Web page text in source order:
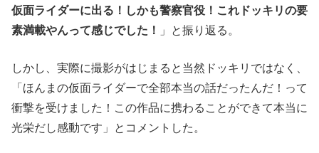
仮⾯ライダーに出る！しかも警察官役！これドッキリの要
素満載やんって感じでした！ 」と振り返る。
しかし、実際に撮影がはじまると当然ドッキリではなく、
「ほんまの仮⾯ライダーで全部本当の話だったんだ！って
衝撃を受けました！この作品に携わることができて本当に
光栄だし感動です」とコメントした。